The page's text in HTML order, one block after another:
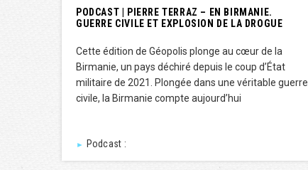
PODCAST | PIERRE TERRAZ – EN BIRMANIE.
GUERRE CIVILE ET EXPLOSION DE LA DROGUE
Cette édition de Géopolis plonge au cœur de la
Birmanie, un pays déchiré depuis le coup d’État
militaire de 2021. Plongée dans une véritable guerre
civile, la Birmanie compte aujourd’hui
► Podcast :